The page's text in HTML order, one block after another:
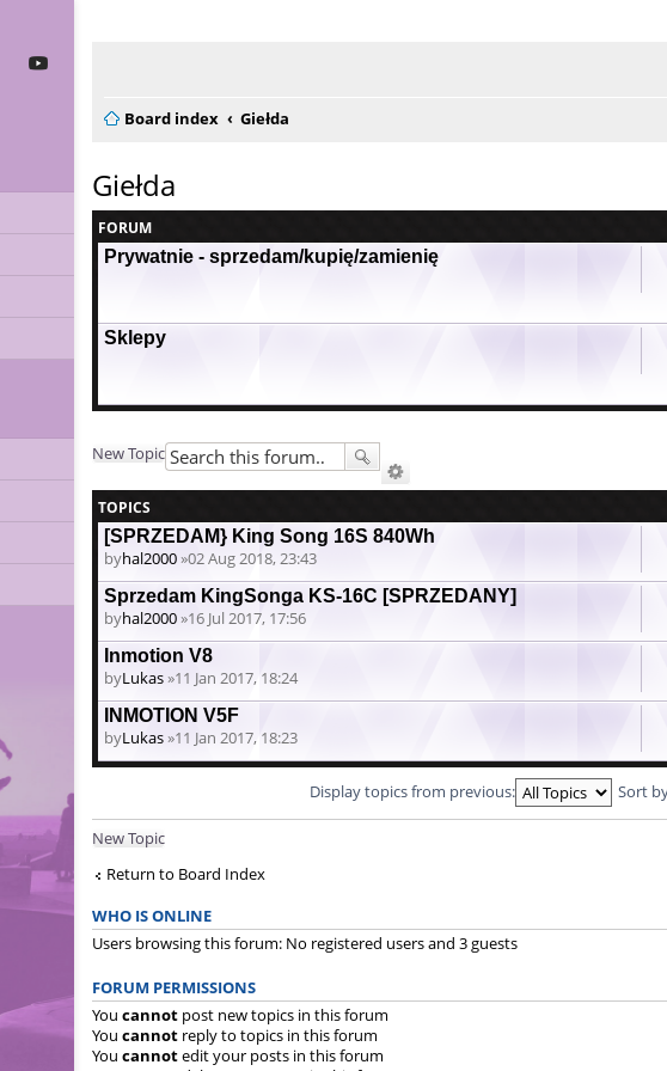
Board index Giełda
Giełda
FORUM
Prywatnie - sprzedam/kupię/zamienię
Sklepy
New Topic
TOPICS
[SPRZEDAM} King Song 16S 840Wh
byhal2000»02 Aug 2018, 23:43
Sprzedam KingSonga KS-16C [SPRZEDANY]
byhal2000»16 Jul 2017, 17:56
Inmotion V8
byLukas»11 Jan 2017, 18:24
INMOTION V5F
byLukas»11 Jan 2017, 18:23
Display topics from previous: Sort
New Topic
Return to Board Index
WHO IS ONLINE
Users browsing this forum: No registered users and 3 guests
FORUM PERMISSIONS
You cannot post new topics in this forum
You cannot reply to topics in this forum
You cannotedit your posts in this forum